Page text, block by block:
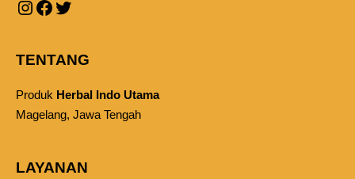
TENTANG
Produk Herbal Indo Utama
Magelang, Jawa Tengah
LAYANAN